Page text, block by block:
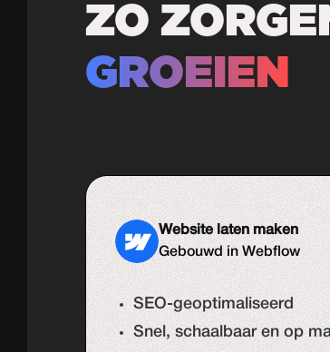
ZO
GROEIEN
Website laten maken
Gebouwd in Webflow
SEO-geoptimaliseerd
Snel, schaalbaar en op